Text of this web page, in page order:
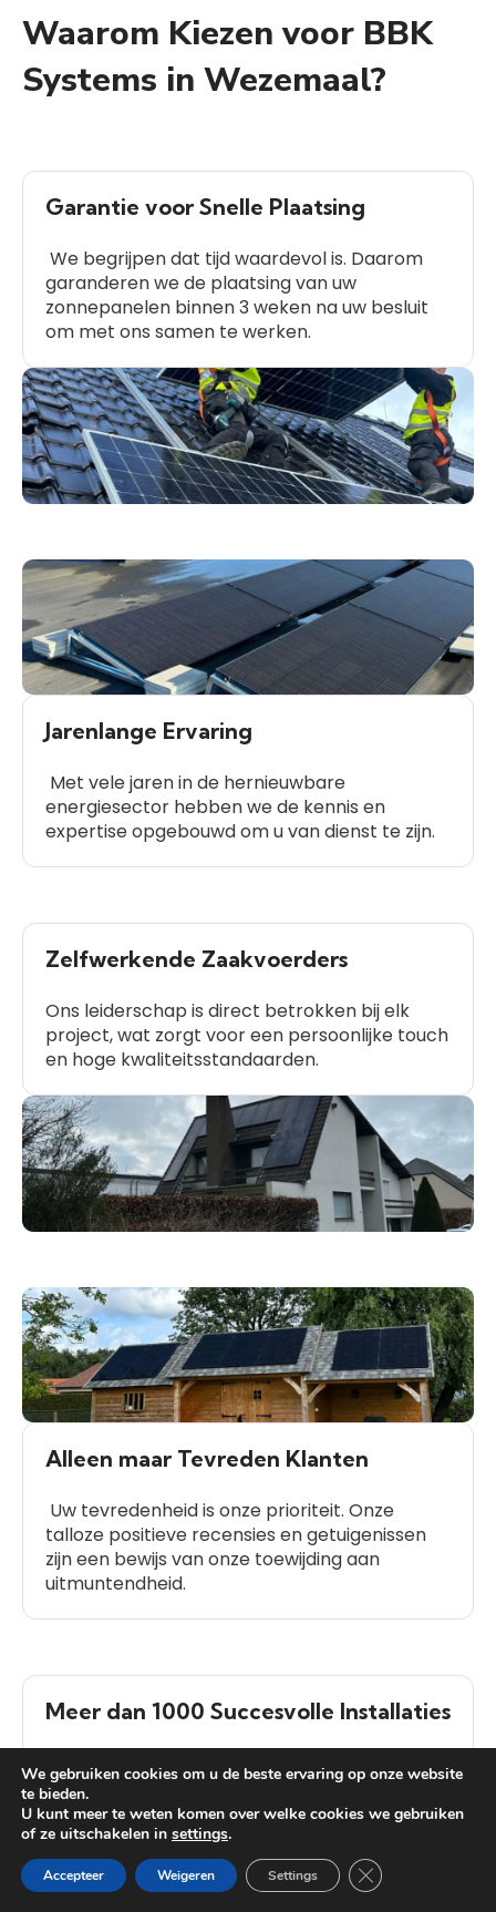
Waarom Kiezen voor BBK
Systems in Wezemaal?
Garantie voor Snelle Plaatsing
We begrijpen dat tijd waardevol is. Daarom
garanderen we de plaatsing van uw
zonnepanelen binnen 3 weken na uw besluit
om met ons samen te werken.
Jarenlange Ervaring
Met vele jaren in de hernieuwbare
energiesector hebben we de kennis en
expertise opgebouwd om u van dienst te zijn.
Zelfwerkende Zaakvoerders
Ons leiderschap is direct betrokken bij elk
project, wat zorgt voor een persoonlijke touch
en hoge kwaliteitsstandaarden.
Alleen maar Tevreden Klanten
Uw tevredenheid is onze prioriteit. Onze
talloze positieve recensies en getuigenissen
zijn een bewijs van onze toewijding aan
uitmuntendheid.
Meer dan 1000 Succesvolle Installaties
We hebben meer dan 1000 succesvolle
installaties voltooid, wat getuigt van onze
ervaring en betrouwbaarheid in de branche.
We gebruiken cookies om u de beste ervaring op onze website
te bieden.
U kunt meer te weten komen over welke cookies we gebruiken
of ze uitschakelen in settings.
Accepteer Weigeren Settings Close GDPR